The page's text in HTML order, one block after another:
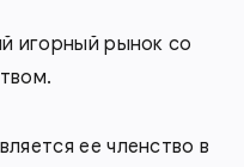
игорный рынок со
ее членство в